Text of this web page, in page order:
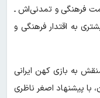
فرهنگی و تمدنی‌اش ـ
به اقتدار فرهنگی و
به بازی کهن ایرانی
با پیشنهاد اصغر ناظری